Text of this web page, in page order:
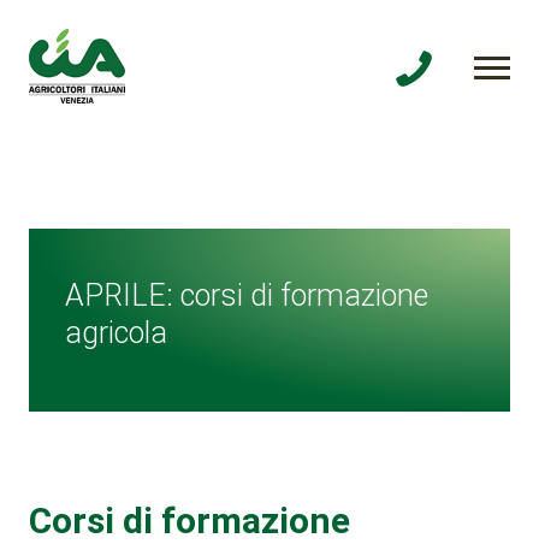
APRILE: corsi di formazione
agricola
Corsi di formazione